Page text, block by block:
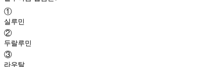
①
실루민
②
두랄루민
③
라우탈